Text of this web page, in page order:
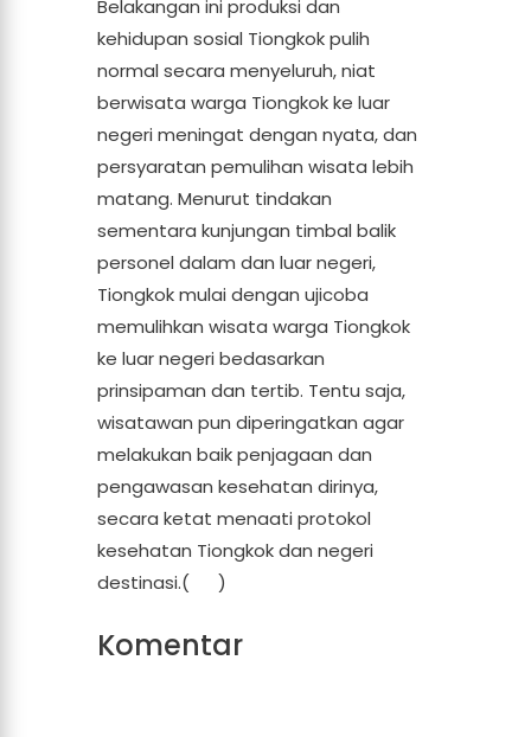
Belakangan ini produksi dan
kehidupan sosial Tiongkok pulih
normal secara menyeluruh, niat
berwisata warga Tiongkok ke luar
negeri meningat dengan nyata, dan
persyaratan pemulihan wisata lebih
matang. Menurut tindakan
sementara kunjungan timbal balik
personel dalam dan luar negeri,
Tiongkok mulai dengan ujicoba
memulihkan wisata warga Tiongkok
ke luar negeri bedasarkan
prinsipaman dan tertib. Tentu saja,
wisatawan pun diperingatkan agar
melakukan baik penjagaan dan
pengawasan kesehatan dirinya,
secara ketat menaati protokol
kesehatan Tiongkok dan negeri
destinasi.(
)
Komentar